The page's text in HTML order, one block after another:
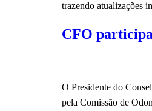
trazendo atualizações
CFO
O Presidente do
pela Comissão de